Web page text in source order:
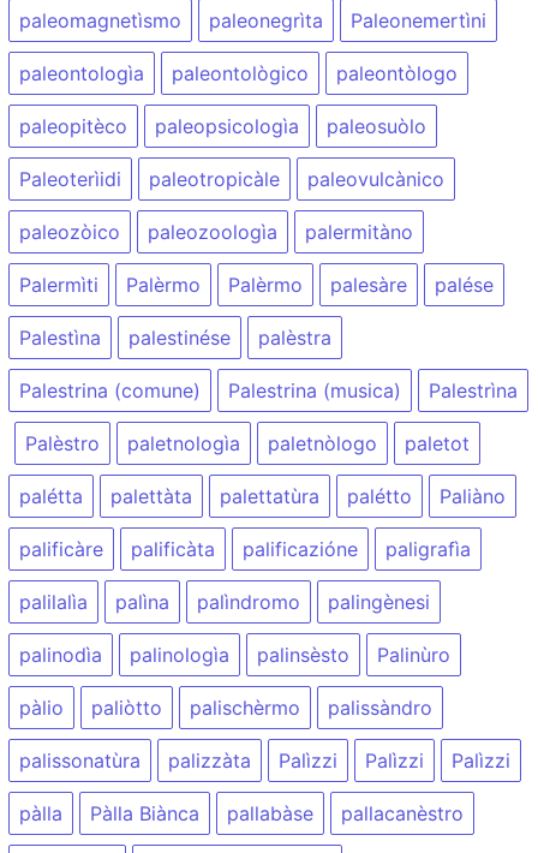
paleomagnetìsmo paleonegrìta Paleonemertìni
paleontologìa paleontològico paleontòlogo
paleopitèco paleopsicologìa paleosuòlo
Paleoterìidi paleotropicàle paleovulcànico
paleozòico paleozoologìa palermitàno
Palermìti Palèrmo Palèrmo palesàre palése
Palestìna palestinése palèstra
Palestrina (comune) Palestrina (musica) Palestrìna
Palèstro paletnologìa paletnòlogo paletot
palétta palettàta palettatùra palétto Paliàno
palificàre palificàta palificazióne paligrafìa
palilalìa palìna palìndromo palingènesi
palinodìa palinologìa palinsèsto Palinùro
pàlio paliòtto palischèrmo palissàndro
palissonatùra palizzàta Palìzzi Palìzzi Palìzzi
pàlla Pàlla Biànca pallabàse pallacanèstro